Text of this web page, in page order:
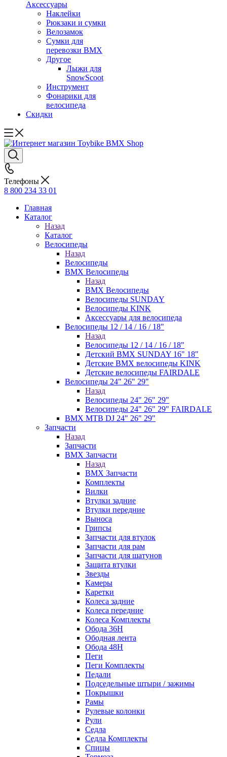
Аксессуары
Наклейки
Рюкзаки и сумки
Велозамок
Сумки для
перевозки BMX
Другое
Лыжи для
SnowScoot
Инструмент
Фонарики для
велосипеда
Скидки
Телефоны
8 800 234 33 01
Главная
Каталог
Назад
Каталог
Велосипеды
Назад
Велосипеды
BMX Велосипеды
Назад
BMX Велосипеды
Велосипеды SUNDAY
Велосипеды KINK
Аксессуары для велосипеда
Велосипеды 12 / 14 / 16 / 18"
Назад
Велосипеды 12 / 14 / 16 / 18"
Детский BMX SUNDAY 16" 18"
Детские BMX велосипеды KINK
Детские велосипеды FAIRDALE
Велосипеды 24" 26" 29"
Назад
Велосипеды 24" 26" 29"
Велосипеды 24" 26" 29" FAIRDALE
BMX MTB DJ 24" 26" 29"
Запчасти
Назад
Запчасти
BMX Запчасти
Назад
BMX Запчасти
Комплекты
Вилки
Втулки задние
Втулки передние
Выноса
Грипсы
Запчасти для втулок
Запчасти для рам
Запчасти для шатунов
Защита втулки
Звезды
Камеры
Каретки
Колеса задние
Колеса передние
Колеса Комплекты
Обода 36H
Ободная лента
Обода 48H
Пеги
Пеги Комплекты
Педали
Подседельные штыри / зажимы
Покрышки
Рамы
Рулевые колонки
Рули
Седла
Седла Комплекты
Спицы